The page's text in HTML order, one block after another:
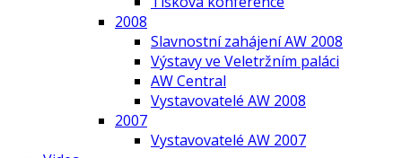
2008
Slavnostní zahájení AW 2008
Výstavy ve Veletržním paláci
AW Central
Vystavovatelé AW 2008
2007
Vystavovatelé AW 2007